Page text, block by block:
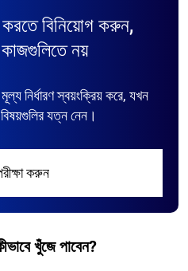
বিনিয়োগ করুন,
নয়
নির্ধারণ স্বয়ংক্রিয় করে, যখন
যত্ন নেন।
করুন
খুঁজে পাবেন?